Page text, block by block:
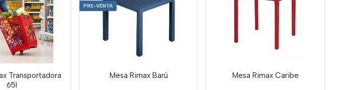
Transportadora
65l
PRE-VENTA
Mesa Rimax Barú Mesa Rimax Caribe